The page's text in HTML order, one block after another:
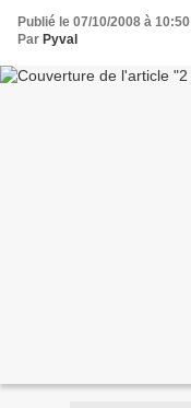
Publié le 07/10/2008 à 10:50
Par Pyval